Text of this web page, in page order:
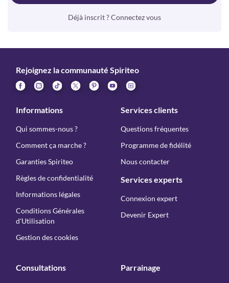
Déjà inscrit ? Connectez vous
Rejoignez la communauté Spiriteo
Informations
Qui sommes-nous ?
Comment ça marche ?
Garanties Spiriteo
Règles de confidentialité
Informations légales
Conditions Générales
d'Utilisation
Gestion des cookies
Services clients
Questions fréquentes
Programme de fidélité
Nous contacter
Services experts
Connexion expert
Devenir Expert
Consultations Parrainage